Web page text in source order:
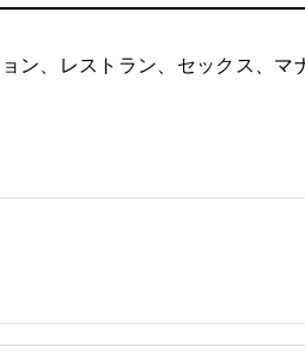
ン、レストラン、セックス、